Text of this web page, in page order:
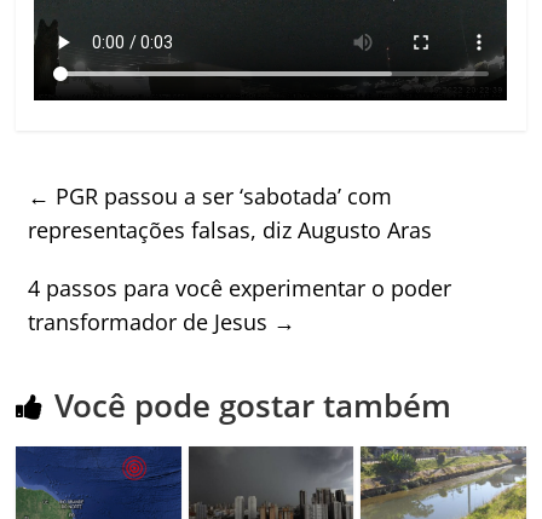
← PGR passou a ser ‘sabotada’ com
representações falsas, diz Augusto Aras
4 passos para você experimentar o poder
transformador de Jesus →
Você pode gostar também